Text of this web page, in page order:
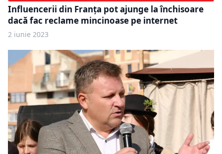
Influencerii din Franța pot ajunge la închisoare
dacă fac reclame mincinoase pe internet
2 iunie 2023